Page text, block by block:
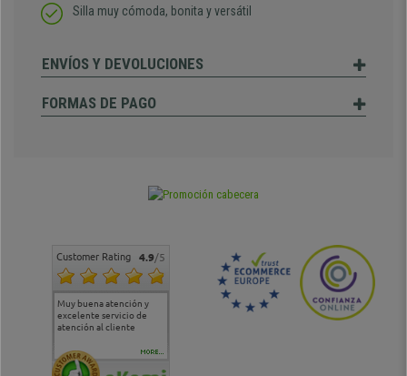
Silla muy cómoda, bonita y versátil
ENVÍOS Y DEVOLUCIONES
FORMAS DE PAGO
Customer Rating 4.9/5
Muy buena atención y
excelente servicio de
atención al cliente
Muy buena atención de
cara al asesoramiento
Si estoy contento
MORE...